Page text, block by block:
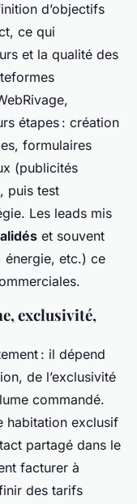
d’objectifs
ce qui
et la qualité des
étapes : création
formulaires
(publicités
puis test
Les leads mis
et souvent
énergie, etc.) ce
exclusivité,
: il dépend
de l’exclusivité
commandé.
habitation exclusif
partagé dans le
facturer à
des tarifs